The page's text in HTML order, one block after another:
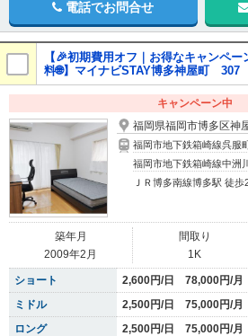
電話でお問合せ
【🎉初期費用オフ｜お得なキャンペ
料🌐】マイナビSTAY博多神屋町 307
キャンペーン中
福岡県福岡市博多区神
福岡市地下鉄箱崎線呉服
福岡市地下鉄箱崎線中洲
ＪＲ博多南線博多駅 徒歩
築年月
2009年2月
間取り
1K
ショート
2,600円/日 78,000円/月
ミドル
2,500円/日 75,000円/月
ロング
2,500円/日 75,000円/月